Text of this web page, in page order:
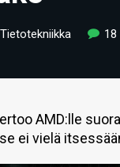
Tietotekniikka 18
AMD:lle
ei vielä